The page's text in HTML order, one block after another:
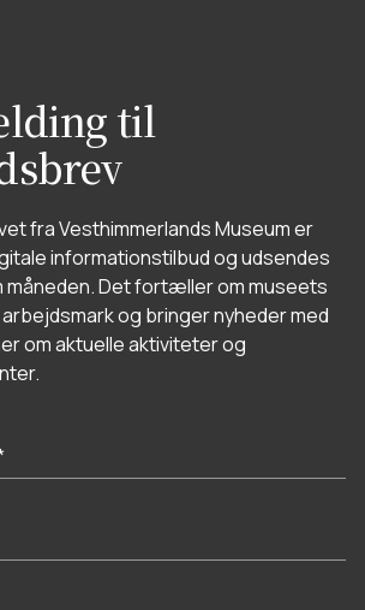
til
fra Vesthimmerlands Museum er
informationstilbud og udsendes
måneden. Det fortæller om museets
og bringer nyheder med
om aktuelle aktiviteter og